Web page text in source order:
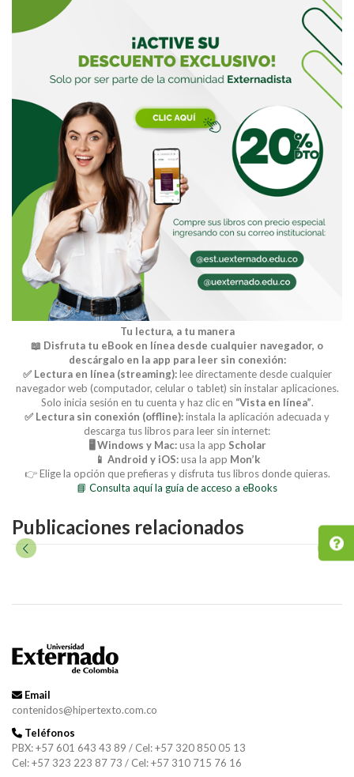
Buscar
Buscar
Tu lectura, a tu manera
📖 Disfruta tu eBook en línea desde cualquier navegador, o
descárgalo en la app para leer sin conexión:
✅ Lectura en línea (streaming):lee directamente desde cualquier
navegador web (computador, celular o tablet) sin instalar aplicaciones.
Solo inicia sesión en tu cuenta y haz clic en “Vista en línea”.
✅ Lectura sin conexión (offline):instala la aplicación adecuada y
descarga tus libros para leer sin internet:
🖥️ Windows y Mac:usa la app Scholar
📱 Android y iOS:usa la app Mon’k
👉 Elige la opción que prefieras y disfruta tus libros donde quieras.
📘 Consulta aquí la guía de acceso a eBooks
Publicaciones relacionados
Email
contenidos@hipertexto.com.co
Teléfonos
PBX: +57 601 643 43 89 / Cel: +57 320 850 05 13
Cel: +57 323 223 87 73 / Cel: +57 310 715 76 16